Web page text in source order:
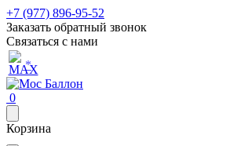
+7 (977) 896-95-52
Заказать обратный звонок
Связаться с нами
*
0
Корзина